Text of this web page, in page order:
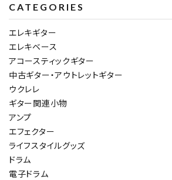
CATEGORIES
エレキギター
エレキベース
アコースティックギター
中古ギター・アウトレットギター
ウクレレ
ギター関連小物
アンプ
エフェクター
ライフスタイルグッズ
ドラム
電子ドラム